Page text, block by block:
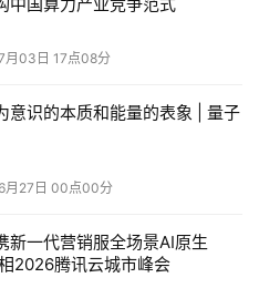
“春雨无声、润物育人”的理
科研插上AI的翅膀。随着
京交通大学的正式设立，双方
阶，更好地助力AI时代的人
和落地，助力“人工智能+”
仅供参考，不构成投资建议。
中国算力产业竞争范式
月03日 17点08分
意识的本质和能量的表象 | 量子
月27日 00点00分
新一代营销服全场景AI原生
2026腾讯云城市峰会